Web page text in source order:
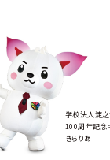
学校法人淀
100周年記念
きらりあ